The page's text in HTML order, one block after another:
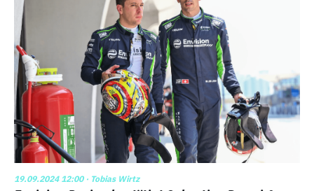
19.09.2024 12:00· Tobias Wirtz